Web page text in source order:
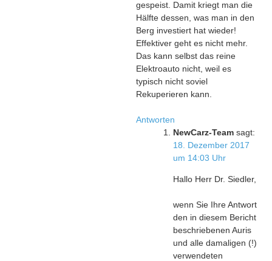
gespeist. Damit kriegt man die
Hälfte dessen, was man in den
Berg investiert hat wieder!
Effektiver geht es nicht mehr.
Das kann selbst das reine
Elektroauto nicht, weil es
typisch nicht soviel
Rekuperieren kann.
Antworten
NewCarz-Team sagt:
18. Dezember 2017
um 14:03 Uhr
Hallo Herr Dr. Siedler,
wenn Sie Ihre Antwort
den in diesem Bericht
beschriebenen Auris
und alle damaligen (!)
verwendeten